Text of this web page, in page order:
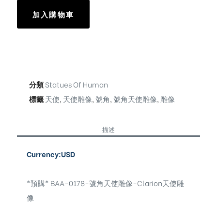
加入購物車
分類Statues Of Human
標籤天使, 天使雕像,號角,號角天使雕像, 雕像
描述
Currency:USD
*預購* BAA-0178-號角天使雕像-Clarion天使雕
像